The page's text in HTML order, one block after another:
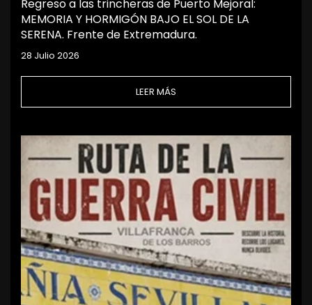
Regreso a las trincheras de Puerto Mejoral:
MEMORIA Y HORMIGÓN BAJO EL SOL DE LA
SERENA. Frente de Extremadura.
28 Julio 2026
LEER MÁS